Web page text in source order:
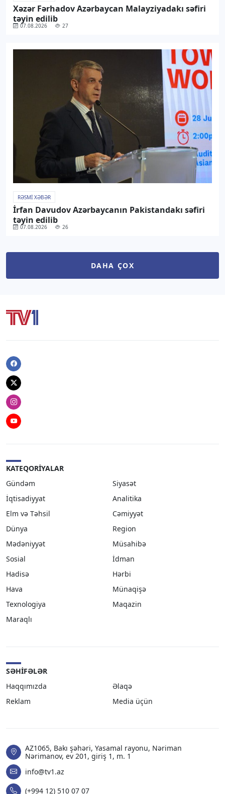
Xəzər Fərhadov Azərbaycan Malayziyadakı səfiri
təyin edilib
07.08.2026 27
RƏSMI XƏBƏR
İrfan Davudov Azərbaycanın Pakistandakı səfiri
təyin edilib
07.08.2026 26
DAHA ÇOX
Facebook
Twitter
Instagram
Youtube
KATEQORIYALAR
Gündəm
Siyasət
İqtisadiyyat
Analitika
Elm və Təhsil
Cəmiyyət
Dünya
Region
Mədəniyyət
Müsahibə
Sosial
İdman
Hadisə
Hərbi
Hava
Münaqişə
Texnologiya
Maqazin
Maraqlı
SƏHIFƏLƏR
Haqqımızda
Əlaqə
Reklam
Media üçün
AZ1065, Bakı şəhəri, Yasamal rayonu, Nəriman
Nərimanov, ev 201, giriş 1, m. 1
info@tv1.az
(+994 12) 510 07 07